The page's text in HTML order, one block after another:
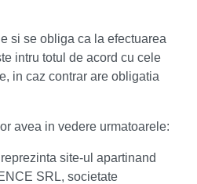
si se obliga ca la efectuarea
intru totul de acord cu cele
in caz contrar are obligatia
avea in vedere urmatoarele:
site-ul apartinand
SRL, societate